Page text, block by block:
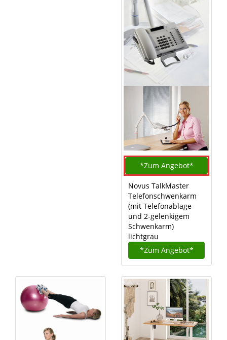
*Zum Angebot*
Novus TalkMaster
Telefonschwenkarm
(mit Telefonablage
und 2-gelenkigem
Schwenkarm)
lichtgrau
*Zum Angebot*